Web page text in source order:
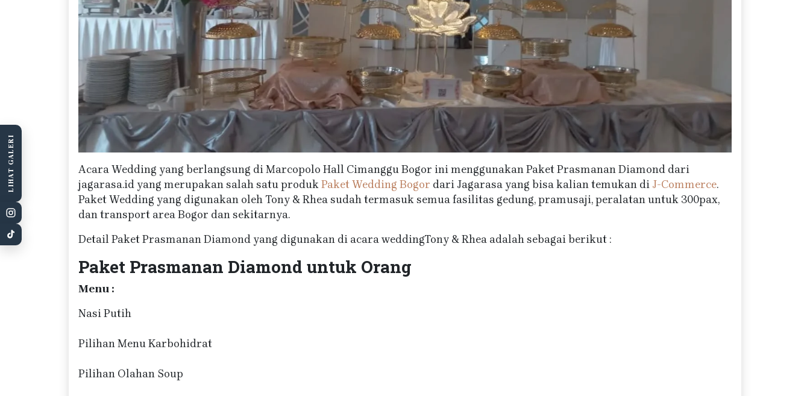
Acara Wedding yang berlangsung di Marcopolo Hall Cimanggu Bogor ini menggunakan Paket Prasmanan Diamond dari
jagarasa.id yang merupakan salah satu produkPaket Wedding Bogor dari Jagarasa yang bisa kalian temukan di J-Commerce.
Paket Wedding yang digunakan oleh Tony & Rhea sudah termasuk semua fasilitas gedung, pramusaji, peralatan untuk 300pax,
dan transport area Bogor dan sekitarnya.
Detail Paket Prasmanan Diamond yang digunakan di acara weddingTony & Rhea adalah sebagai berikut :
Paket Prasmanan Diamond untuk Orang
Menu :
Nasi Putih
Pilihan Menu Karbohidrat
Pilihan Olahan Soup
LIHAT GALERI